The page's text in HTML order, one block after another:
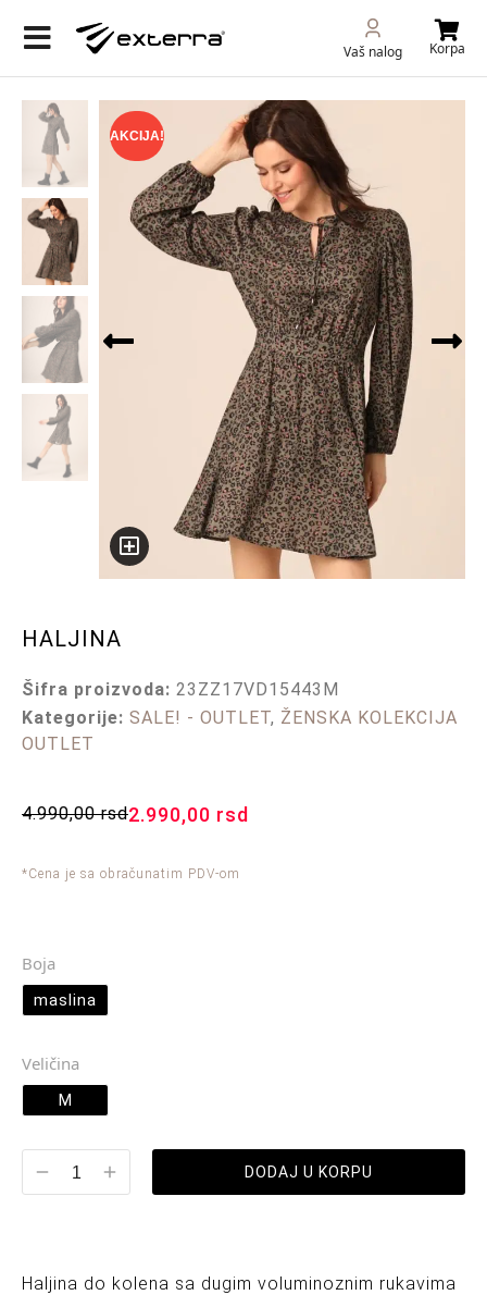
Vaš nalog Korpa
AKCIJA!
HALJINA
Šifra proizvoda: 23ZZ17VD15443M
Kategorije: SALE! - OUTLET, ŽENSKA KOLEKCIJA
OUTLET
4.990,00rsd2.990,00 rsd
*Cena je sa obračunatim PDV-om
Boja
maslina
Veličina
M
DODAJ U KORPU
Haljina do kolena sa dugim voluminoznim rukavima